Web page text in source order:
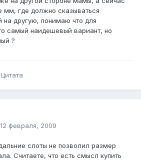
мм, где должно сказываться
на другую, понимаю что для
самый наидешевый вариант, но
?
Цитата
12 февраля, 2009
слоты не позволил размер
Считаете, что есть смысл купить